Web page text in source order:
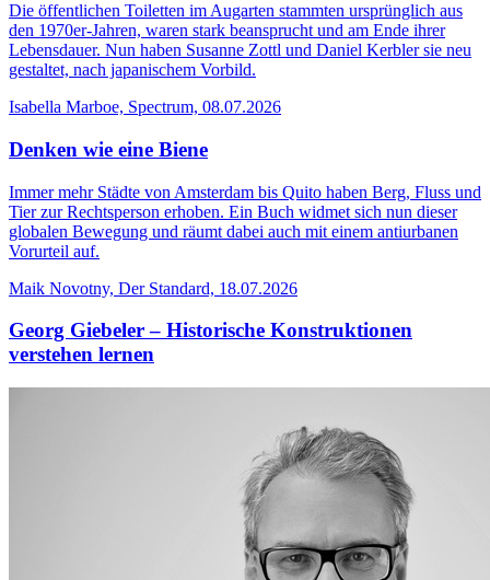
Die öffentlichen Toiletten im Augarten stammten ursprünglich aus
den 1970er-Jahren, waren stark beansprucht und am Ende ihrer
Lebensdauer. Nun haben Susanne Zottl und Daniel Kerbler sie neu
gestaltet, nach japanischem Vorbild.
Isabella Marboe, Spectrum, 08.07.2026
Denken wie eine Biene
Immer mehr Städte von Amsterdam bis Quito haben Berg, Fluss und
Tier zur Rechtsperson erhoben. Ein Buch widmet sich nun dieser
globalen Bewegung und räumt dabei auch mit einem antiurbanen
Vorurteil auf.
Maik Novotny, Der Standard, 18.07.2026
Georg Giebeler – Historische Konstruktionen
verstehen lernen